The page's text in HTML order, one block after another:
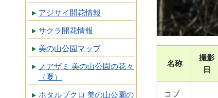
アジサイ開花情報
サクラ開花情報
美の山公園マップ
ノアザミ 美の山公園の花々
（夏）
ホタルブクロ 美の山公園の
名称
撮影
日
コブ